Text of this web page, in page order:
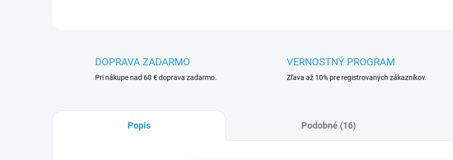
DOPRAVA ZADARMO
Pri nákupe nad 60 € doprava zadarmo.
VERNOSTNÝ PROGRAM
Zľava až 10% pre registrovaných zákazníkov.
Popis Podobné (16)